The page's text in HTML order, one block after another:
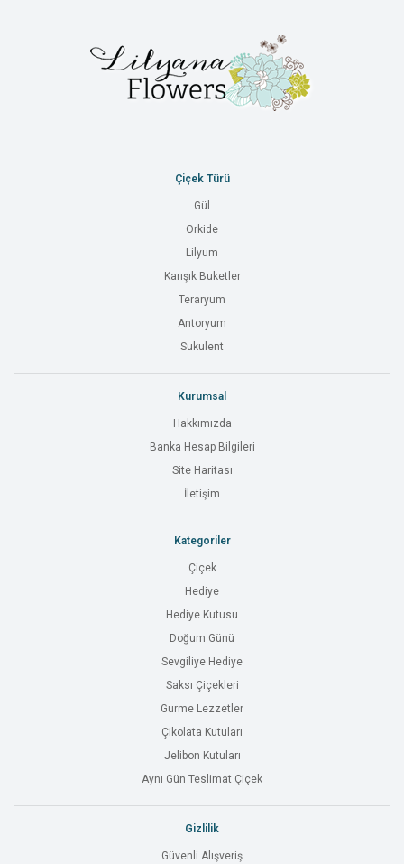
Çiçek Türü
Gül
Orkide
Lilyum
Karışık Buketler
Teraryum
Antoryum
Sukulent
Kurumsal
Hakkımızda
Banka Hesap Bilgileri
Site Haritası
İletişim
Kategoriler
Çiçek
Hediye
Hediye Kutusu
Doğum Günü
Sevgiliye Hediye
Saksı Çiçekleri
Gurme Lezzetler
Çikolata Kutuları
Jelibon Kutuları
Aynı Gün Teslimat Çiçek
Gizlilik
Güvenli Alışveriş